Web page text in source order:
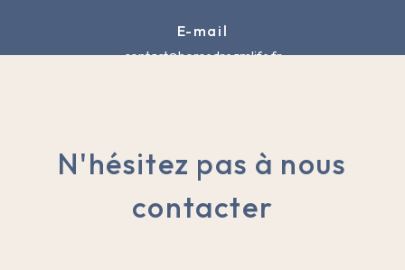
E-mail
contact@horsedreamlife.fr
N'hésitez pas à nous
contacter